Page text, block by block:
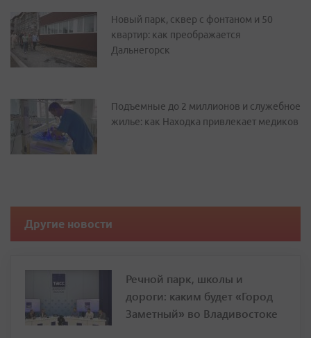
Новый парк, сквер с фонтаном и 50
квартир: как преображается
Дальнегорск
Подъемные до 2 миллионов и служебное
жилье: как Находка привлекает медиков
Другие новости
Речной парк, школы и
дороги: каким будет «Город
Заметный» во Владивостоке